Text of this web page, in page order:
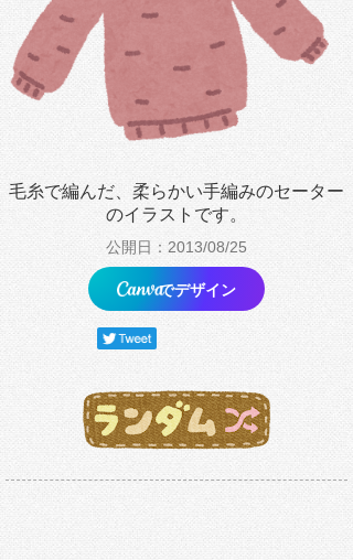
毛糸で編んだ、柔らかい手編みのセーター
のイラストです。
公開日：2013/08/25
でデザイン